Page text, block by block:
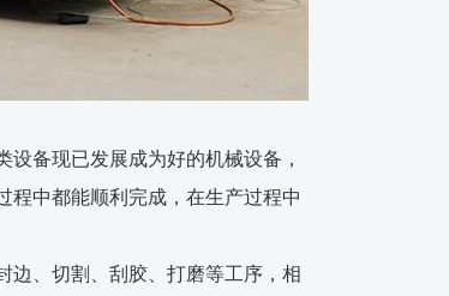
备现已发展成为好的机械设备，
程中都能顺利完成，在生产过程中
边、切割、刮胶、打磨等工序，相